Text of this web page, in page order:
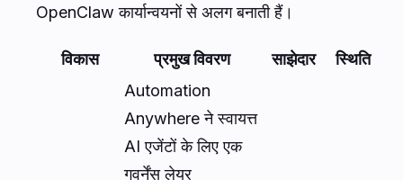
OpenClaw कार्यान्वयनों से अलग बनाती हैं।
विकास प्रमुख विवरण साझेदार स्थिति
Automation
Anywhere ने स्वायत्त
AI एजेंटों के लिए एक
गवर्नेंस लेयर